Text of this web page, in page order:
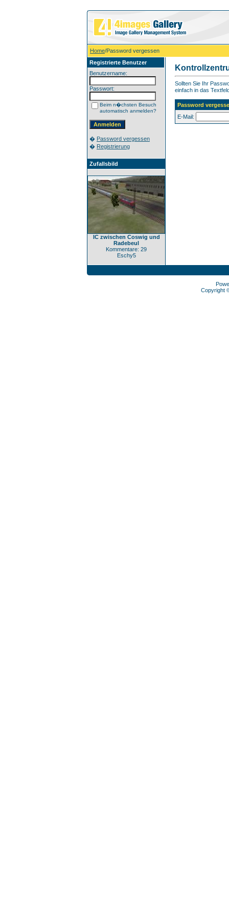
Home/Password vergessen
Registrierte Benutzer
Benutzername:
Passwort:
Beim n�chsten Besuch
automatisch anmelden?
� Password vergessen
� Registrierung
Zufallsbild
IC zwischen Coswig und
Radebeul
Kommentare: 29
Eschy5
Sollten Sie Ihr
einfach in das
Password
E-Mail:
Copyright